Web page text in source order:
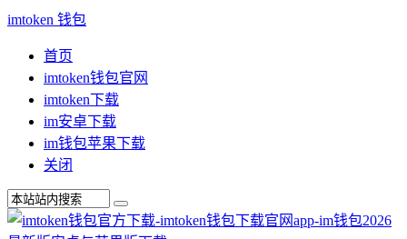
imtoken 钱包
首页
imtoken钱包官网
imtoken下载
im安卓下载
im钱包苹果下载
关闭